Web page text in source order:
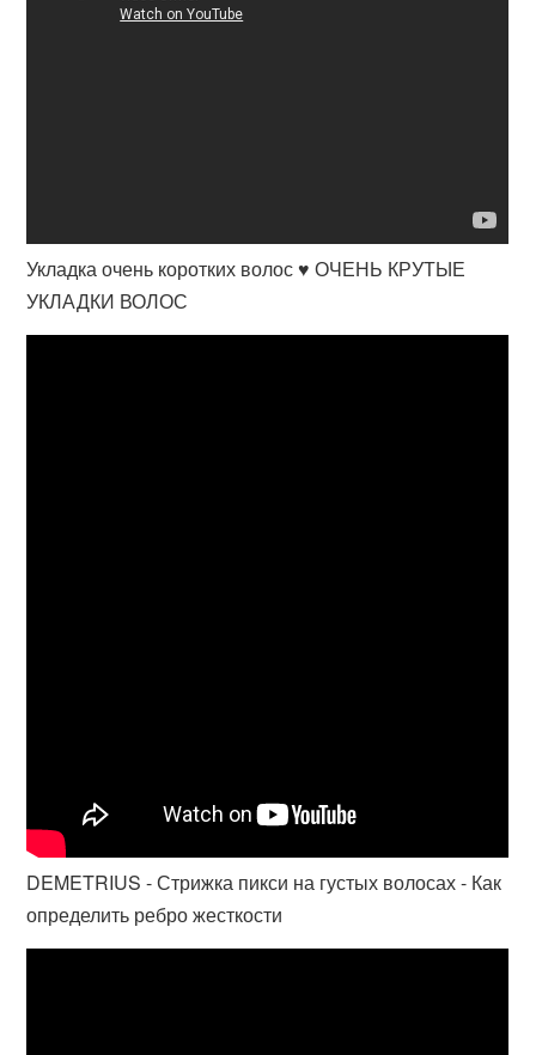
Укладка очень коротких волос ♥ ОЧЕНЬ КРУТЫЕ
УКЛАДКИ ВОЛОС
DEMETRIUS - Стрижка пикси на густых волосах - Как
определить ребро жесткости